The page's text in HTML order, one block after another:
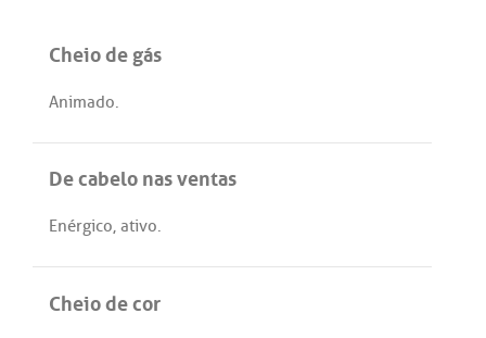
Cheio de gás
Animado.
De cabelo nas ventas
Enérgico, ativo.
Cheio de cor